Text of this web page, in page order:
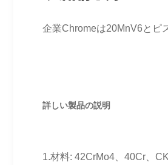
企業Chromeは20MnV6とピ
詳しい製品の説明
1.材料: 42CrMo4、40Cr、